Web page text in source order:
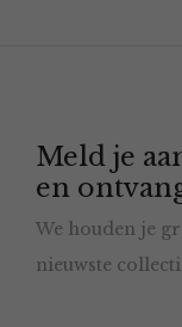
Meld je
en
We houden je
nieuwste